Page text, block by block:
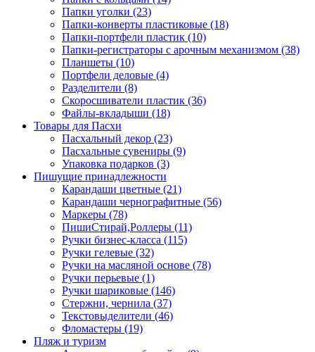
Папки уголки (23)
Папки-конверты пластиковые (18)
Папки-портфели пластик (10)
Папки-регистраторы с арочным механизмом (38)
Планшеты (10)
Портфели деловые (4)
Разделители (8)
Скоросшиватели пластик (36)
Файлы-вкладыши (18)
Товары для Пасхи
Пасхальный декор (23)
Пасхальные сувениры (9)
Упаковка подарков (3)
Пишущие принадлежности
Карандаши цветные (21)
Карандаши чернографитные (56)
Маркеры (78)
ПишиСтирай,Роллеры (11)
Ручки бизнес-класса (115)
Ручки гелевые (32)
Ручки на масляной основе (78)
Ручки перьевые (1)
Ручки шариковые (146)
Стержни, чернила (37)
Текстовыделители (46)
Фломастеры (19)
Пляж и туризм